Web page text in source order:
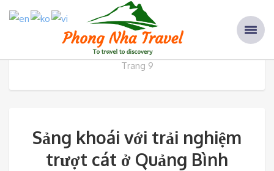
Thẻ: tour phong nha
Bài viết được gắn thẻ “tour phong nha”
Trang 9
Sảng khoái với trải nghiệm
trượt cát ở Quảng Bình